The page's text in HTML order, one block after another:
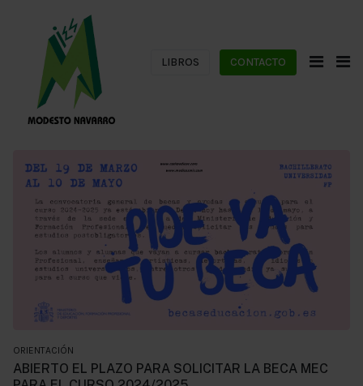
LIBROS CONTACTO
ORIENTACIÓN
ABIERTO EL PLAZO PARA SOLICITAR LA BECA MEC